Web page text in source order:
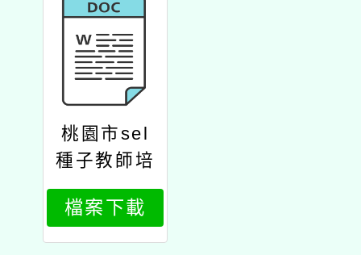
e）」
桃園市sel
種子教師培
訓三部曲
（草案）之
基礎與初階
檔案下載